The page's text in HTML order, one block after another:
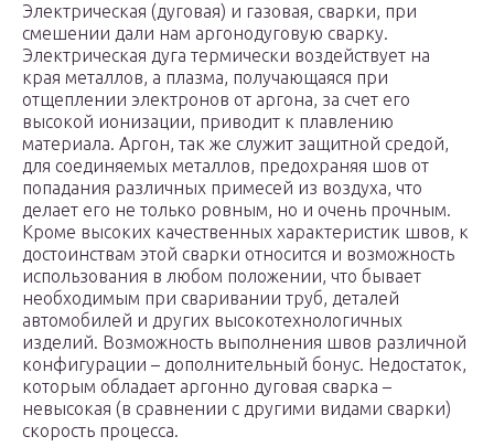
Электрическая (дуговая) и газовая, сварки, при
смешении дали нам аргонодуговую сварку.
Электрическая дуга термически воздействует на
края металлов, а плазма, получающаяся при
отщеплении электронов от аргона, за счет его
высокой ионизации, приводит к плавлению
материала. Аргон, так же служит защитной средой,
для соединяемых металлов, предохраняя шов от
попадания различных примесей из воздуха, что
делает его не только ровным, но и очень прочным.
Кроме высоких качественных характеристик швов, к
достоинствам этой сварки относится и возможность
использования в любом положении, что бывает
необходимым при сваривании труб, деталей
автомобилей и других высокотехнологичных
изделий. Возможность выполнения швов различной
конфигурации – дополнительный бонус. Недостаток,
которым обладает аргонно дуговая сварка –
невысокая (в сравнении с другими видами сварки)
скорость процесса.